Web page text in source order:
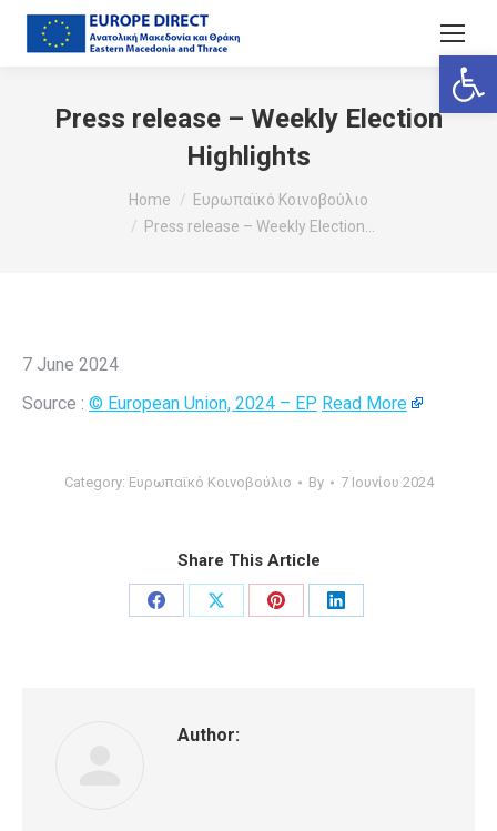
Press release – Weekly Election
Highlights
Home
Ευρωπαϊκό Κοινοβούλιο
Press release – Weekly Election…
7 June 2024
Source : © European Union, 2024 – EP Read More
Category: Ευρωπαϊκό Κοινοβούλιο By 7 Ιουνίου 2024
Share This Article
Share
Share
Share
Share
Author: